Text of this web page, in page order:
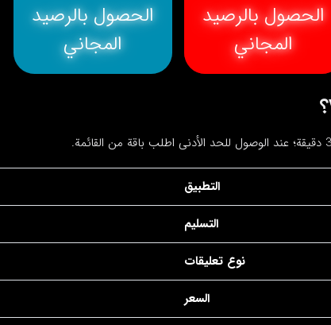
الحصول بالرصيد
المجاني
الحصول بالرصيد
المجاني
التطبيق
التسليم
نوع تعليقات
السعر